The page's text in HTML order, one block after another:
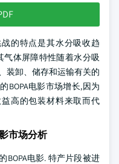
的特点是其水分吸收趋
气体屏障特性随着水分吸
装卸、储存和运输有关的
BOPA电影市场增长,因为
高的包装材料来取而代
市场分析
BOPA电影. 特产片段被进